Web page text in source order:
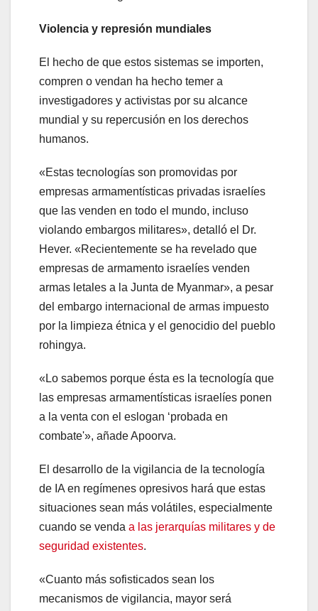
Violencia y represión mundiales
El hecho de que estos sistemas se importen,
compren o vendan ha hecho temer a
investigadores y activistas por su alcance
mundial y su repercusión en los derechos
humanos.
«Estas tecnologías son promovidas por
empresas armamentísticas privadas israelíes
que las venden en todo el mundo, incluso
violando embargos militares», detalló el Dr.
Hever. «Recientemente se ha revelado que
empresas de armamento israelíes venden
armas letales a la Junta de Myanmar», a pesar
del embargo internacional de armas impuesto
por la limpieza étnica y el genocidio del pueblo
rohingya.
«Lo sabemos porque ésta es la tecnología que
las empresas armamentísticas israelíes ponen
a la venta con el eslogan ‘probada en
combate'», añade Apoorva.
El desarrollo de la vigilancia de la tecnología
de IA en regímenes opresivos hará que estas
situaciones sean más volátiles, especialmente
cuando se venda a las jerarquías militares y de
seguridad existentes.
«Cuanto más sofisticados sean los
mecanismos de vigilancia, mayor será